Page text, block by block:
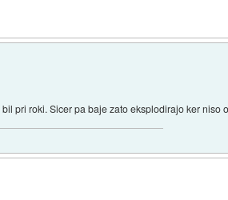
pri roki. Sicer pa baje zato eksplodirajo ker niso